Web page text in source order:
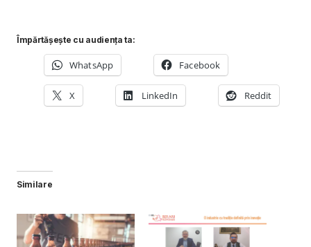
Împărtășește cu audiența ta:
WhatsApp Facebook
X LinkedIn Reddit
Similare